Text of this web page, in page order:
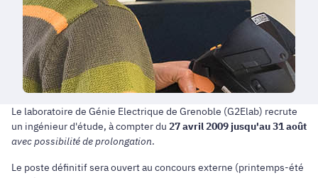
Le laboratoire de Génie Electrique de Grenoble (G2Elab) recrute
un ingénieur d'étude, à compter du 27 avril 2009 jusqu'au 31 août
avec possibilité de prolongation.
Le poste définitif sera ouvert au concours externe (printemps-été